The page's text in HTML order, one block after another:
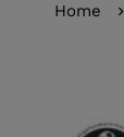
Home